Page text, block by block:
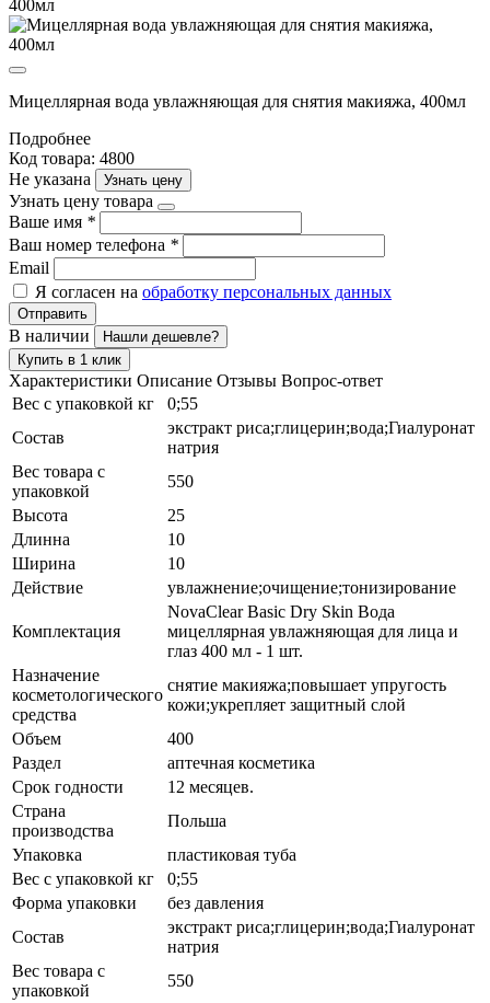
Мицеллярная вода увлажняющая для снятия макияжа, 400мл
Подробнее
Код товара: 4800
Не указана
Узнать цену
Узнать цену товара
Ваше имя *
Ваш номер телефона *
Email
Я согласен на обработку персональных данных
Отправить
В наличии
Нашли дешевле?
Купить в 1 клик
Характеристики Описание Отзывы Вопрос-ответ
Вес с упаковкой кг
0;55
Состав
экстракт риса;глицерин;вода;Гиалуронат
натрия
Вес товара с
упаковкой
550
Высота
25
Длинна
10
Ширина
10
Действие
увлажнение;очищение;тонизирование
Комплектация
NovaClear Basic Dry Skin Вода
мицеллярная увлажняющая для лица и
глаз 400 мл - 1 шт.
Назначение
косметологического
средства
снятие макияжа;повышает упругость
кожи;укрепляет защитный слой
Объем
400
Раздел
аптечная косметика
Срок годности
12 месяцев.
Страна
производства
Польша
Упаковка
пластиковая туба
Вес с упаковкой кг
0;55
Форма упаковки
без давления
Состав
экстракт риса;глицерин;вода;Гиалуронат
натрия
Вес товара с
упаковкой
550